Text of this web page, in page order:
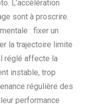
L’accélération
sont à proscrire.
: fixer un
la trajectoire limite
réglé affecte la
instable, trop
régulière des
performance